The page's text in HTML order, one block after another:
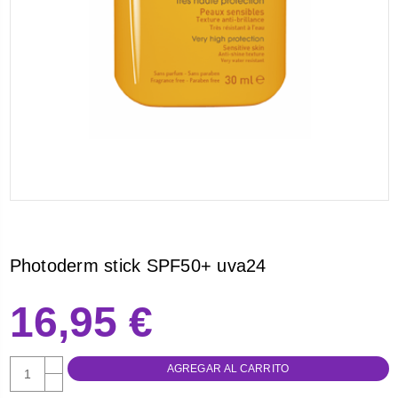
Photoderm stick SPF50+ uva24
16,95 €
AUMENTAR
CANTIDAD:
DISMINUIR